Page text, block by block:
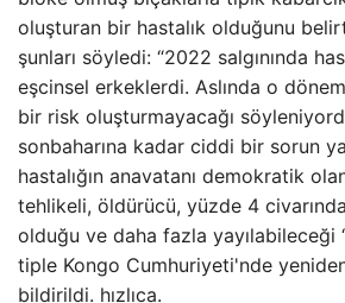
oluşturan bir hastalık olduğunu
şunları söyledi: “2022 salgınında
eşcinsel erkeklerdi. Aslında o
bir risk oluşturmayacağı
sonbaharına kadar ciddi bir sorun
hastalığın anavatanı demokratik
tehlikeli, öldürücü, yüzde 4
olduğu ve daha fazla yayılabileceği
tiple Kongo Cumhuriyeti'nde yeniden
bildirildi. hızlıca.